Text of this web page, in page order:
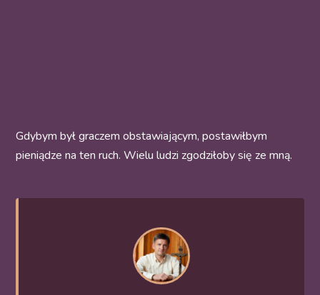
Gdybym był graczem obstawiającym, postawiłbym
pieniądze na ten ruch. Wielu ludzi zgodziłoby się ze mną.